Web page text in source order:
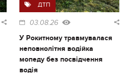
ДТП
03.08.26
У Рокитному травмувалася
неповнолітня водійка
мопеду без посвідчення
водія